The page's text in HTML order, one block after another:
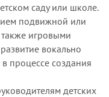
саду или школе.
подвижной или
игровыми
вокально
процессе создания
детских